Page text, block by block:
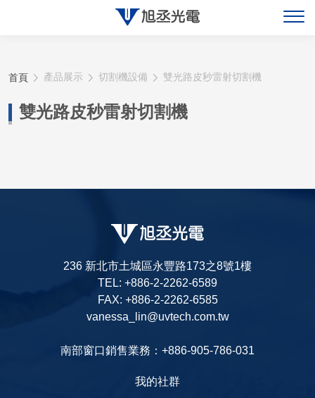
首頁 產品展示 切割機設備 雙光路皮秒雷射切割機
雙光路皮秒雷射切割機
236 新北市土城區永豐路173之8號1樓
TEL: +886-2-2262-6589
FAX: +886-2-2262-6585
vanessa_lin@uvtech.com.tw
南部窗口銷售業務：+886-905-786-031
我的社群